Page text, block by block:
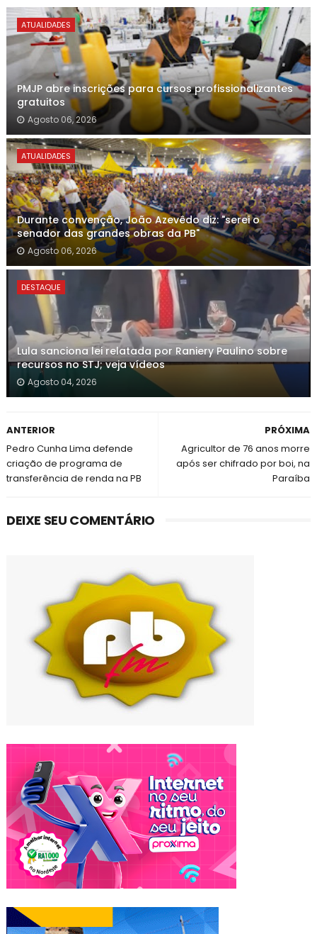
ATUALIDADES
PMJP abre inscrições para cursos profissionalizantes
gratuitos
Agosto 06, 2026
ATUALIDADES
Durante convenção, João Azevêdo diz: "serei o
senador das grandes obras da PB"
Agosto 06, 2026
DESTAQUE
Lula sanciona lei relatada por Raniery Paulino sobre
recursos no STJ; veja vídeos
Agosto 04, 2026
PRÓXIMA
Agricultor de 76 anos morre
após ser chifrado por boi, na
Paraíba
ANTERIOR
Pedro Cunha Lima defende
criação de programa de
transferência de renda na PB
DEIXE SEU COMENTÁRIO